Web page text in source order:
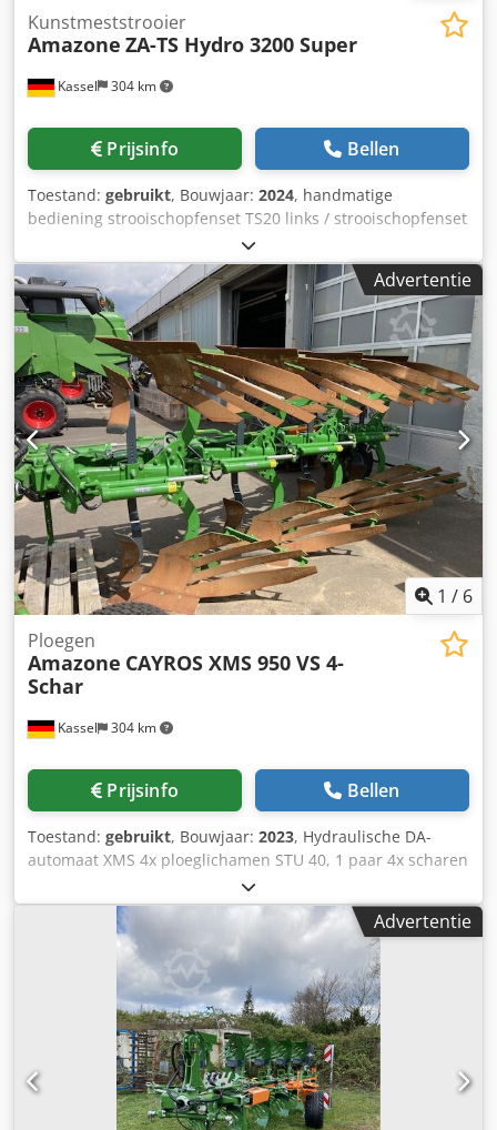
Kassel 304 km
Kunstmeststrooier
Amazone ZA-TS Hydro 3200 Super
Prijsinfo Bellen
Toestand: gebruikt, Bouwjaar: 2024, handmatige
bediening strooischopfenset TS20 links / strooischopfenset
TS20 rechts, hydraulische aandrijving links met AutoTS en
FlowControl ProfiSPro, hydraulische aandrijving rechts met
AutoTS en FlowControl ProfiSPro, hoofdschijf links met
AutoTS / hoofdschijf rechts Dkodpfjtrdzwsx Agmor
Advertentie
1 / 6
Kassel 304 km
Ploegen
Amazone CAYROS XMS 950 VS 4-
Schar
Prijsinfo Bellen
Toestand: gebruikt, Bouwjaar: 2023, Hydraulische DA-
automaat XMS 4x ploeglichamen STU 40, 1 paar 4x scharen
430 HD, 1 paar aanlagbeschermers, 1 paar 4x voorscharen
M0 RH65-85 schijfkouters DM 500 voor hydraulische zware
steenbeveiliging, pendelend steunwiel DM680. Dedpotvf
Rwsfx Agmokr
Advertentie